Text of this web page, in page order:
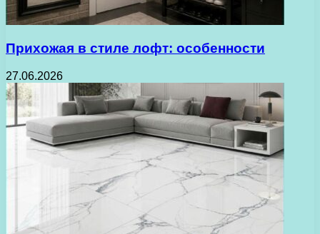
Прихожая в стиле лофт: особенности
27.06.2026